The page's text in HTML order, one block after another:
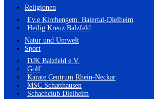
Religionen
Ev.e Kirchengem. Baiertal-Dielheim
Heilig Kreuz Balzfeld
Natur und Umwelt
Sport
DJK Balzfeld e.V.
Golf
Karate Centrum Rhein-Neckar
MSC Schatthausen
Schachclub Dielheim